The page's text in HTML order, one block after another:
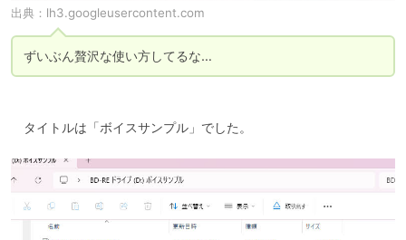
出典： lh3.googleusercontent.com
ずいぶん贅沢な使い方してるな…